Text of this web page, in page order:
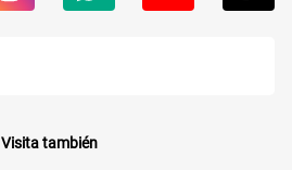
Visita también